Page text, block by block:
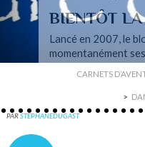
BIENTÔT
Lancé en 2007, le
momentanément
CARNETS
PARSTEPHANEDUGAST